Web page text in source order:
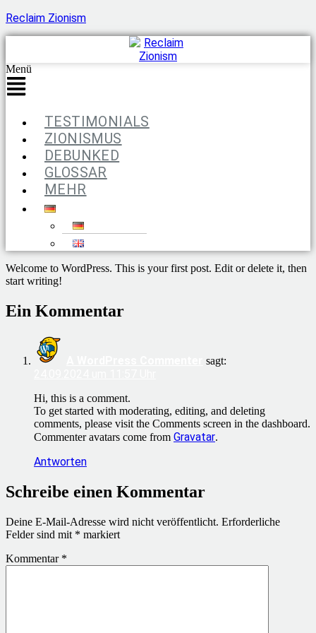
Reclaim Zionism
Menü
TESTIMONIALS
ZIONISMUS
DEBUNKED
GLOSSAR
MEHR
Welcome to WordPress. This is your first post. Edit or delete it, then
start writing!
Ein Kommentar
sagt:
Hi, this is a comment.
To get started with moderating, editing, and deleting
comments, please visit the Comments screen in the dashboard.
Commenter avatars come from Gravatar.
Antworten
Schreibe einen Kommentar
Deine E-Mail-Adresse wird nicht veröffentlicht. Erforderliche
Felder sind mit * markiert
Kommentar *